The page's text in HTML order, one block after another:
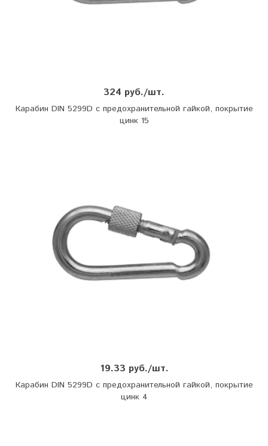
324 руб./шт.
Карабин DIN 5299D с предохранительной гайкой, покрытие
цинк 15
19.33 руб./шт.
Карабин DIN 5299D с предохранительной гайкой, покрытие
цинк 4